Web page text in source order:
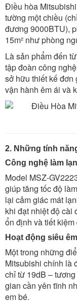
Điều hòa
tường một chiều
đương 9000BTU),
15m² như phòng
Là sản phẩm đến
tập đoàn công
sở hữu thiết kế đơn
vận hành êm ái và
2. Những tính
Công nghệ làm
Model MSZ-
giúp tăng tốc độ
lại cảm giác mát
khi đạt nhiệt độ cài
ổn định và tiết kiệm
Hoạt động siêu
Một trong những
Mitsubishi chính là
chỉ từ 19dB –
gian cần yên tĩnh
em bé.